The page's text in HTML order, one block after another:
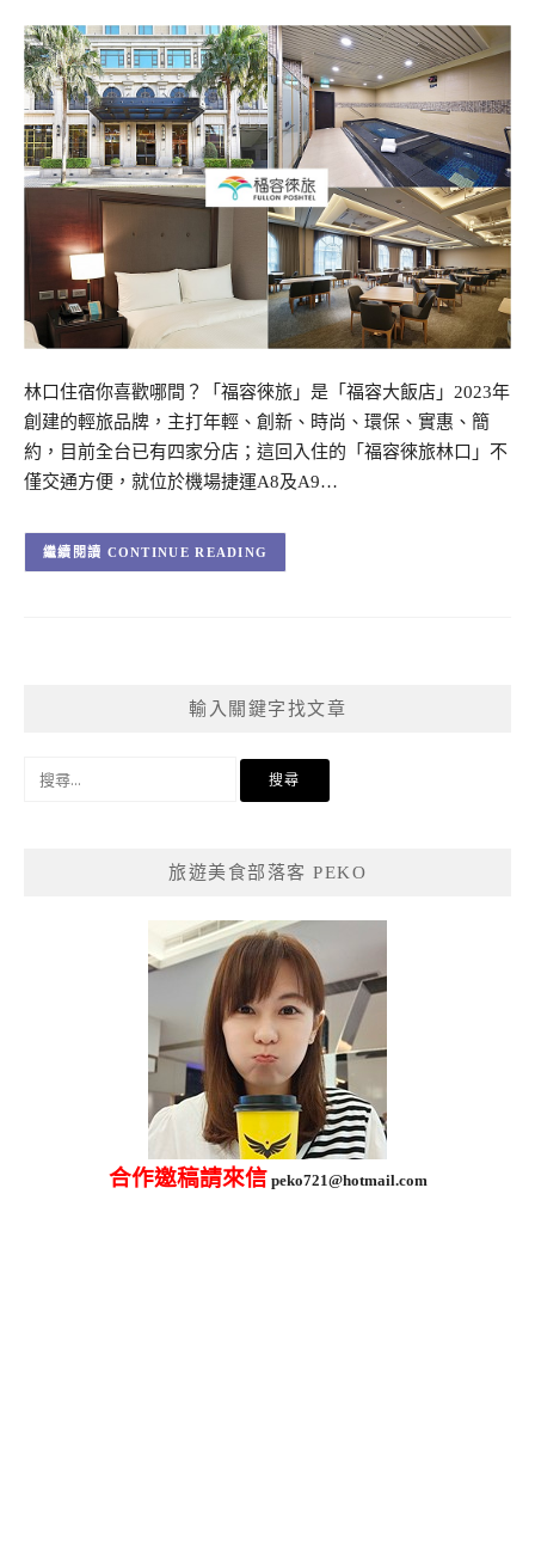
林口住宿你喜歡哪間？「福容徠旅」是「福容大飯店」2023年
創建的輕旅品牌，主打年輕、創新、時尚、環保、實惠、簡
約，目前全台已有四家分店；這回入住的「福容徠旅林口」不
僅交通方便，就位於機場捷運A8及A9…
CONTINUE READING
輸入關鍵字找文章
旅遊美食部落客 PEKO
合作邀稿請來信 peko721@hotmail.com